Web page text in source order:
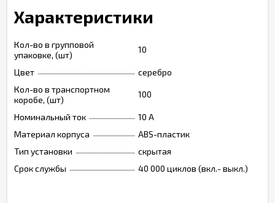
Характеристики
Кол-во в групповой
упаковке, (шт)
10
Цвет
серебро
Кол-во в транспортном
коробе, (шт)
100
Номинальный ток
10 A
Материал корпуса
ABS-пластик
Тип установки
скрытая
Срок службы
40 000 циклов (вкл.- выкл.)